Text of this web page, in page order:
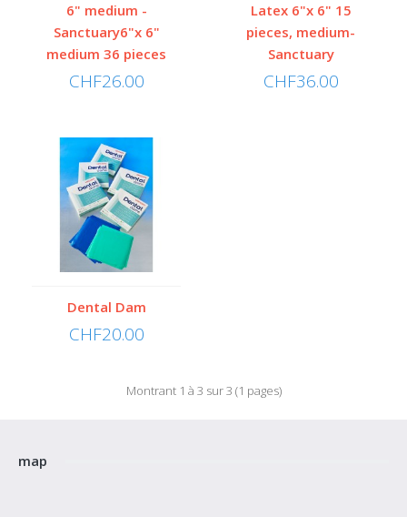
DIGUE DENTAIRE - Sans Poudre, NOIR 6"x
6" medium - Sanctuary6"x 6" medium 36
pieces
une résistance élevée au..
Ajouter à la liste de souhaits
6" medium -
Sanctuary6"x 6"
medium 36 pieces
CHF26.00
Latex 6"x 6" 15
pieces, medium-
Sanctuary
CHF36.00
Dental Dam
CHF20.00
Montrant 1 à 3 sur 3 (1 pages)
map